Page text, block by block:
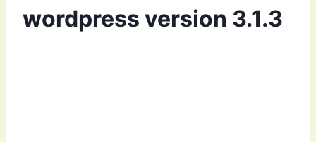
wordpress version 3.1.3